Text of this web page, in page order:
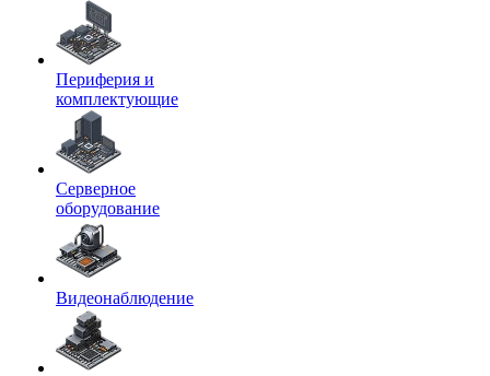
Периферия и
комплектующие
Серверное
оборудование
Видеонаблюдение